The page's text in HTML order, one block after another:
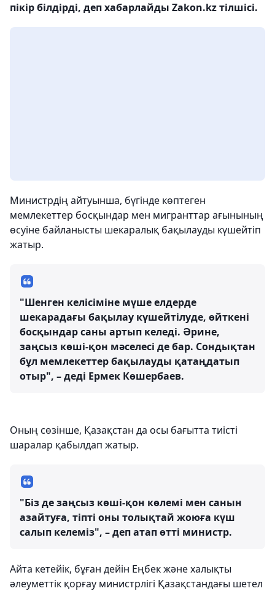
пікір білдірді, деп хабарлайды Zakon.kz тілшісі.
Министрдің айтуынша, бүгінде көптеген
мемлекеттер босқындар мен мигранттар ағынының
өсуіне байланысты шекаралық бақылауды күшейтіп
жатыр.
"Шенген келісіміне мүше елдерде
шекарадағы бақылау күшейтілуде, өйткені
босқындар саны артып келеді. Әрине,
заңсыз көші-қон мәселесі де бар. Сондықтан
бұл мемлекеттер бақылауды қатаңдатып
отыр", – деді Ермек Көшербаев.
Оның сөзінше, Қазақстан да осы бағытта тиісті
шаралар қабылдап жатыр.
"Біз де заңсыз көші-қон көлемі мен санын
азайтуға, тіпті оны толықтай жоюға күш
салып келеміз", – деп атап өтті министр.
Айта кетейік, бұған дейін Еңбек және халықты
әлеуметтік қорғау министрлігі Қазақстандағы шетел